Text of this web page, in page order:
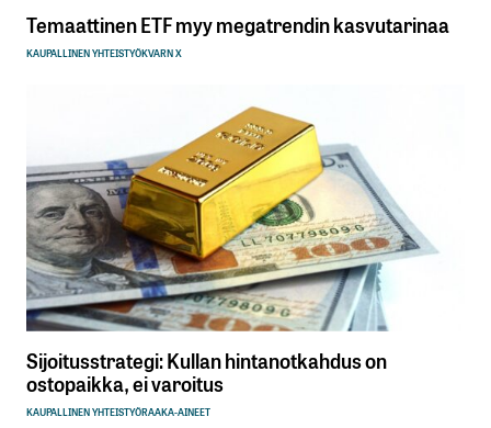
Temaattinen ETF myy megatrendin kasvutarinaa
KAUPALLINEN YHTEISTYÖKVARN X
Sijoitusstrategi: Kullan hintanotkahdus on
ostopaikka, ei varoitus
KAUPALLINEN YHTEISTYÖRAAKA-AINEET